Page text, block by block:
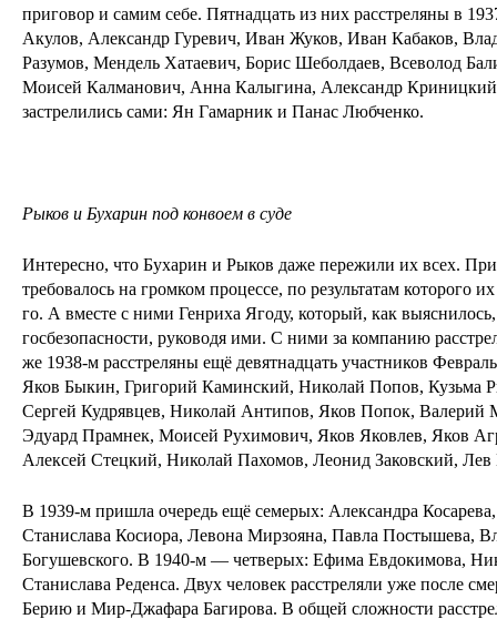
приговор и самим себе. Пятнадцать из них расстреляны в
Акулов, Александр Гуревич, Иван Жуков, Иван Кабаков,
Разумов, Мендель Хатаевич, Борис Шеболдаев, Всеволод
Моисей Калманович, Анна Калыгина, Александр
застрелились сами: Ян Гамарник и Панас Любченко.
Рыков и Бухарин под конвоем в суде
Интересно, что Бухарин и Рыков даже пережили их всех.
требовалось на громком процессе, по результатам которого
го. А вместе с ними Генриха Ягоду, который, как
госбезопасности, руководя ими. С ними за компанию
же 1938-м расстреляны ещё девятнадцать участников
Яков Быкин, Григорий Каминский, Николай Попов, Кузьма
Сергей Кудрявцев, Николай Антипов, Яков Попок, Валерий
Эдуард Прамнек, Моисей Рухимович, Яков Яковлев, Яков
Алексей Стецкий, Николай Пахомов, Леонид Заковский,
В 1939-м пришла очередь ещё семерых: Александра
Станислава Косиора, Левона Мирзояна, Павла Постышева,
Богушевского. В 1940-м — четверых: Ефима Евдокимова,
Станислава Реденса. Двух человек расстреляли уже после
Берию и Мир-Джафара Багирова. В общей сложности